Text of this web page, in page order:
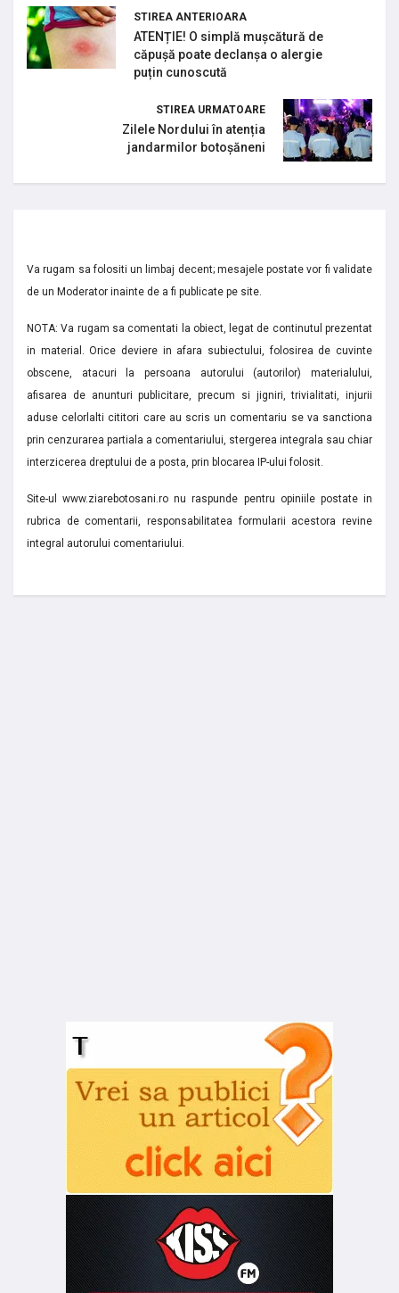
STIREA ANTERIOARA
ATENȚIE! O simplă mușcătură de
căpușă poate declanșa o alergie
puțin cunoscută
STIREA URMATOARE
Zilele Nordului în atenția
jandarmilor botoșăneni
Va rugam sa folositi un limbaj decent; mesajele postate vor fi validate
de un Moderator inainte de a fi publicate pe site.
NOTA: Va rugam sa comentati la obiect, legat de continutul prezentat
in material. Orice deviere in afara subiectului, folosirea de cuvinte
obscene, atacuri la persoana autorului (autorilor) materialului,
afisarea de anunturi publicitare, precum si jigniri, trivialitati, injurii
aduse celorlalti cititori care au scris un comentariu se va sanctiona
prin cenzurarea partiala a comentariului, stergerea integrala sau chiar
interzicerea dreptului de a posta, prin blocarea IP-ului folosit.
Site-ul www.ziarebotosani.ro nu raspunde pentru opiniile postate in
rubrica de comentarii, responsabilitatea formularii acestora revine
integral autorului comentariului.